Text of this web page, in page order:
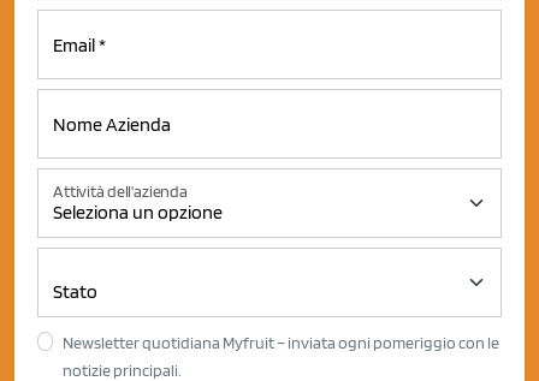
Attività dell'azienda
Newsletter quotidiana Myfruit – inviata ogni pomeriggio con le
notizie principali.